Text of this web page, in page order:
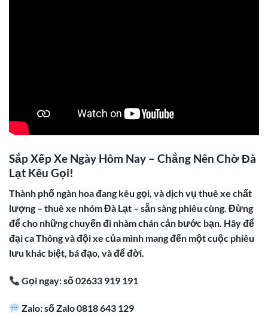
Sắp Xếp Xe Ngày Hôm Nay – Chẳng Nên Chờ Đà
Lạt Kêu Gọi!
Thành phố ngàn hoa đang kêu gọi, và dịch vụ thuê xe chất
lượng – thuê xe nhóm Đà Lạt – sẵn sàng phiêu cùng. Đừng
để cho những chuyến đi nhàm chán cản bước bạn. Hãy để
đại ca Thông và đội xe của mình mang đến một cuộc phiêu
lưu khác biệt, bá đạo, và để đời.
Gọi ngay: số 02633 919 191
Zalo: số Zalo 0818 643 129